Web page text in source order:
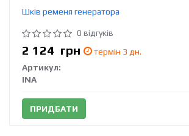
Шків ременя генератора
0 відгуків
2 124 грн
термін 3 дн.
Артикул:
INA
ПРИДБАТИ